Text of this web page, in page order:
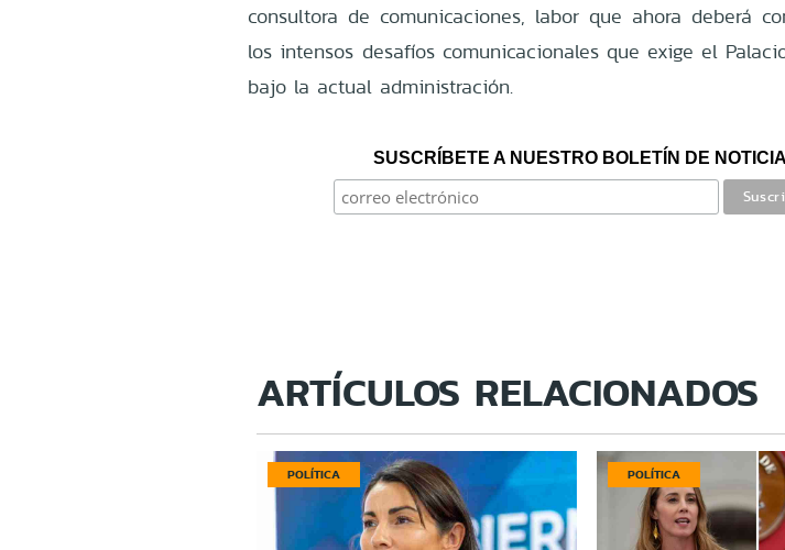
consultora de comunicaciones, labor que ahora deberá
los intensos desafíos comunicacionales que exige el
bajo la actual administración.
SUSCRÍBETE A NUESTRO BOLETÍN DE
ARTÍCULOS RELACIONADOS
POLÍTICA POLÍTICA